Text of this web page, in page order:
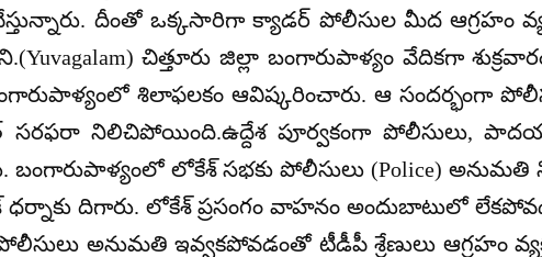
దీంతో ఒక్కసారిగా క్యాడర్ పోలీసుల మీద ఆగ్రహం
చిత్తూరు జిల్లా బంగారుపాళ్యం వేదికగా
శిలాఫలకం ఆవిష్కరించారు. ఆ
నిలిచిపోయింది.ఉద్దేశ పూర్వకంగా పోలీసులు,
బంగారుపాళ్యంలో లోకేశ్ సభకు పోలీసులు (Police)
దిగారు. లోకేశ్ ప్రసంగం వాహనం అందుబాటులో
అనుమతి ఇవ్వకపోవడంతో టీడీపీ శ్రేణులు ఆగ్రహం